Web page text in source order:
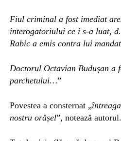
Fiul criminal a fost imediat
interogatoriului ce i s-a luat,
Rabic a emis contra lui
Doctorul Octavian Buduşan a
parchetului…”
Povestea a consternat „
nostru orășel”, notează autorul.